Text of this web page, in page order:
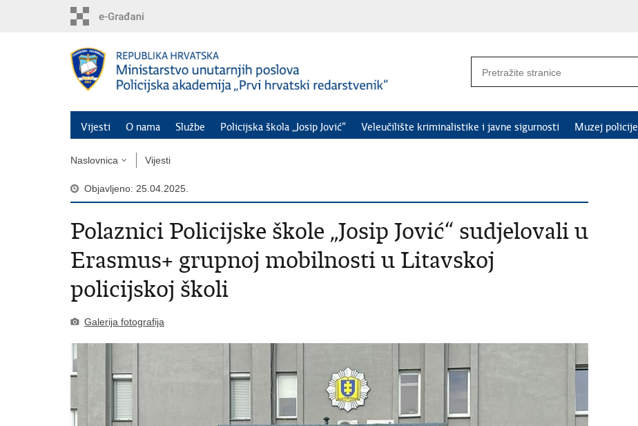
Vijesti O nama Službe Policijska škola „Josip Jović“ Veleučilište kriminalistike i javne sigurnosti Muzej policije
Naslovnica Vijesti
Objavljeno: 25.04.2025.
Polaznici Policijske škole „Josip Jović“ sudjelovali u
Erasmus+ grupnoj mobilnosti u Litavskoj
policijskoj školi
Galerija fotografija